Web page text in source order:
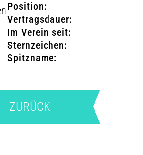
Position:
Vertragsdauer:
Im Verein seit:
Sternzeichen:
Spitzname:
ZURÜCK